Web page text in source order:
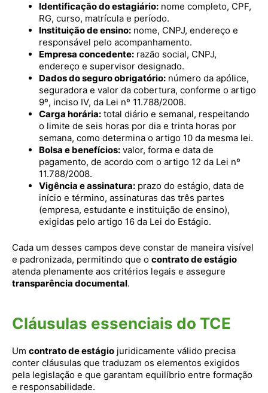
Identificação do estagiário: nome completo, CPF,
RG, curso, matrícula e período.
Instituição de ensino: nome, CNPJ, endereço e
responsável pelo acompanhamento.
Empresa concedente: razão social, CNPJ,
endereço e supervisor designado.
Dados do seguro obrigatório: número da apólice,
seguradora e valor da cobertura, conforme o artigo
9º, inciso IV, da Lei nº 11.788/2008.
Carga horária: total diário e semanal, respeitando
o limite de seis horas por dia e trinta horas por
semana, como determina o artigo 10 da mesma lei.
Bolsa e benefícios: valor, forma e data de
pagamento, de acordo com o artigo 12 da Lei nº
11.788/2008.
Vigência e assinatura: prazo do estágio, data de
início e término, assinaturas das três partes
(empresa, estudante e instituição de ensino),
exigidas pelo artigo 16 da Lei do Estágio.
Cada um desses campos deve constar de maneira visível
e padronizada, permitindo que o contrato de estágio
atenda plenamente aos critérios legais e assegure
transparência documental.
Cláusulas essenciais do TCE
Um contrato de estágio juridicamente válido precisa
conter cláusulas que traduzam os elementos exigidos
pela legislação e que garantam equilíbrio entre formação
e responsabilidade.